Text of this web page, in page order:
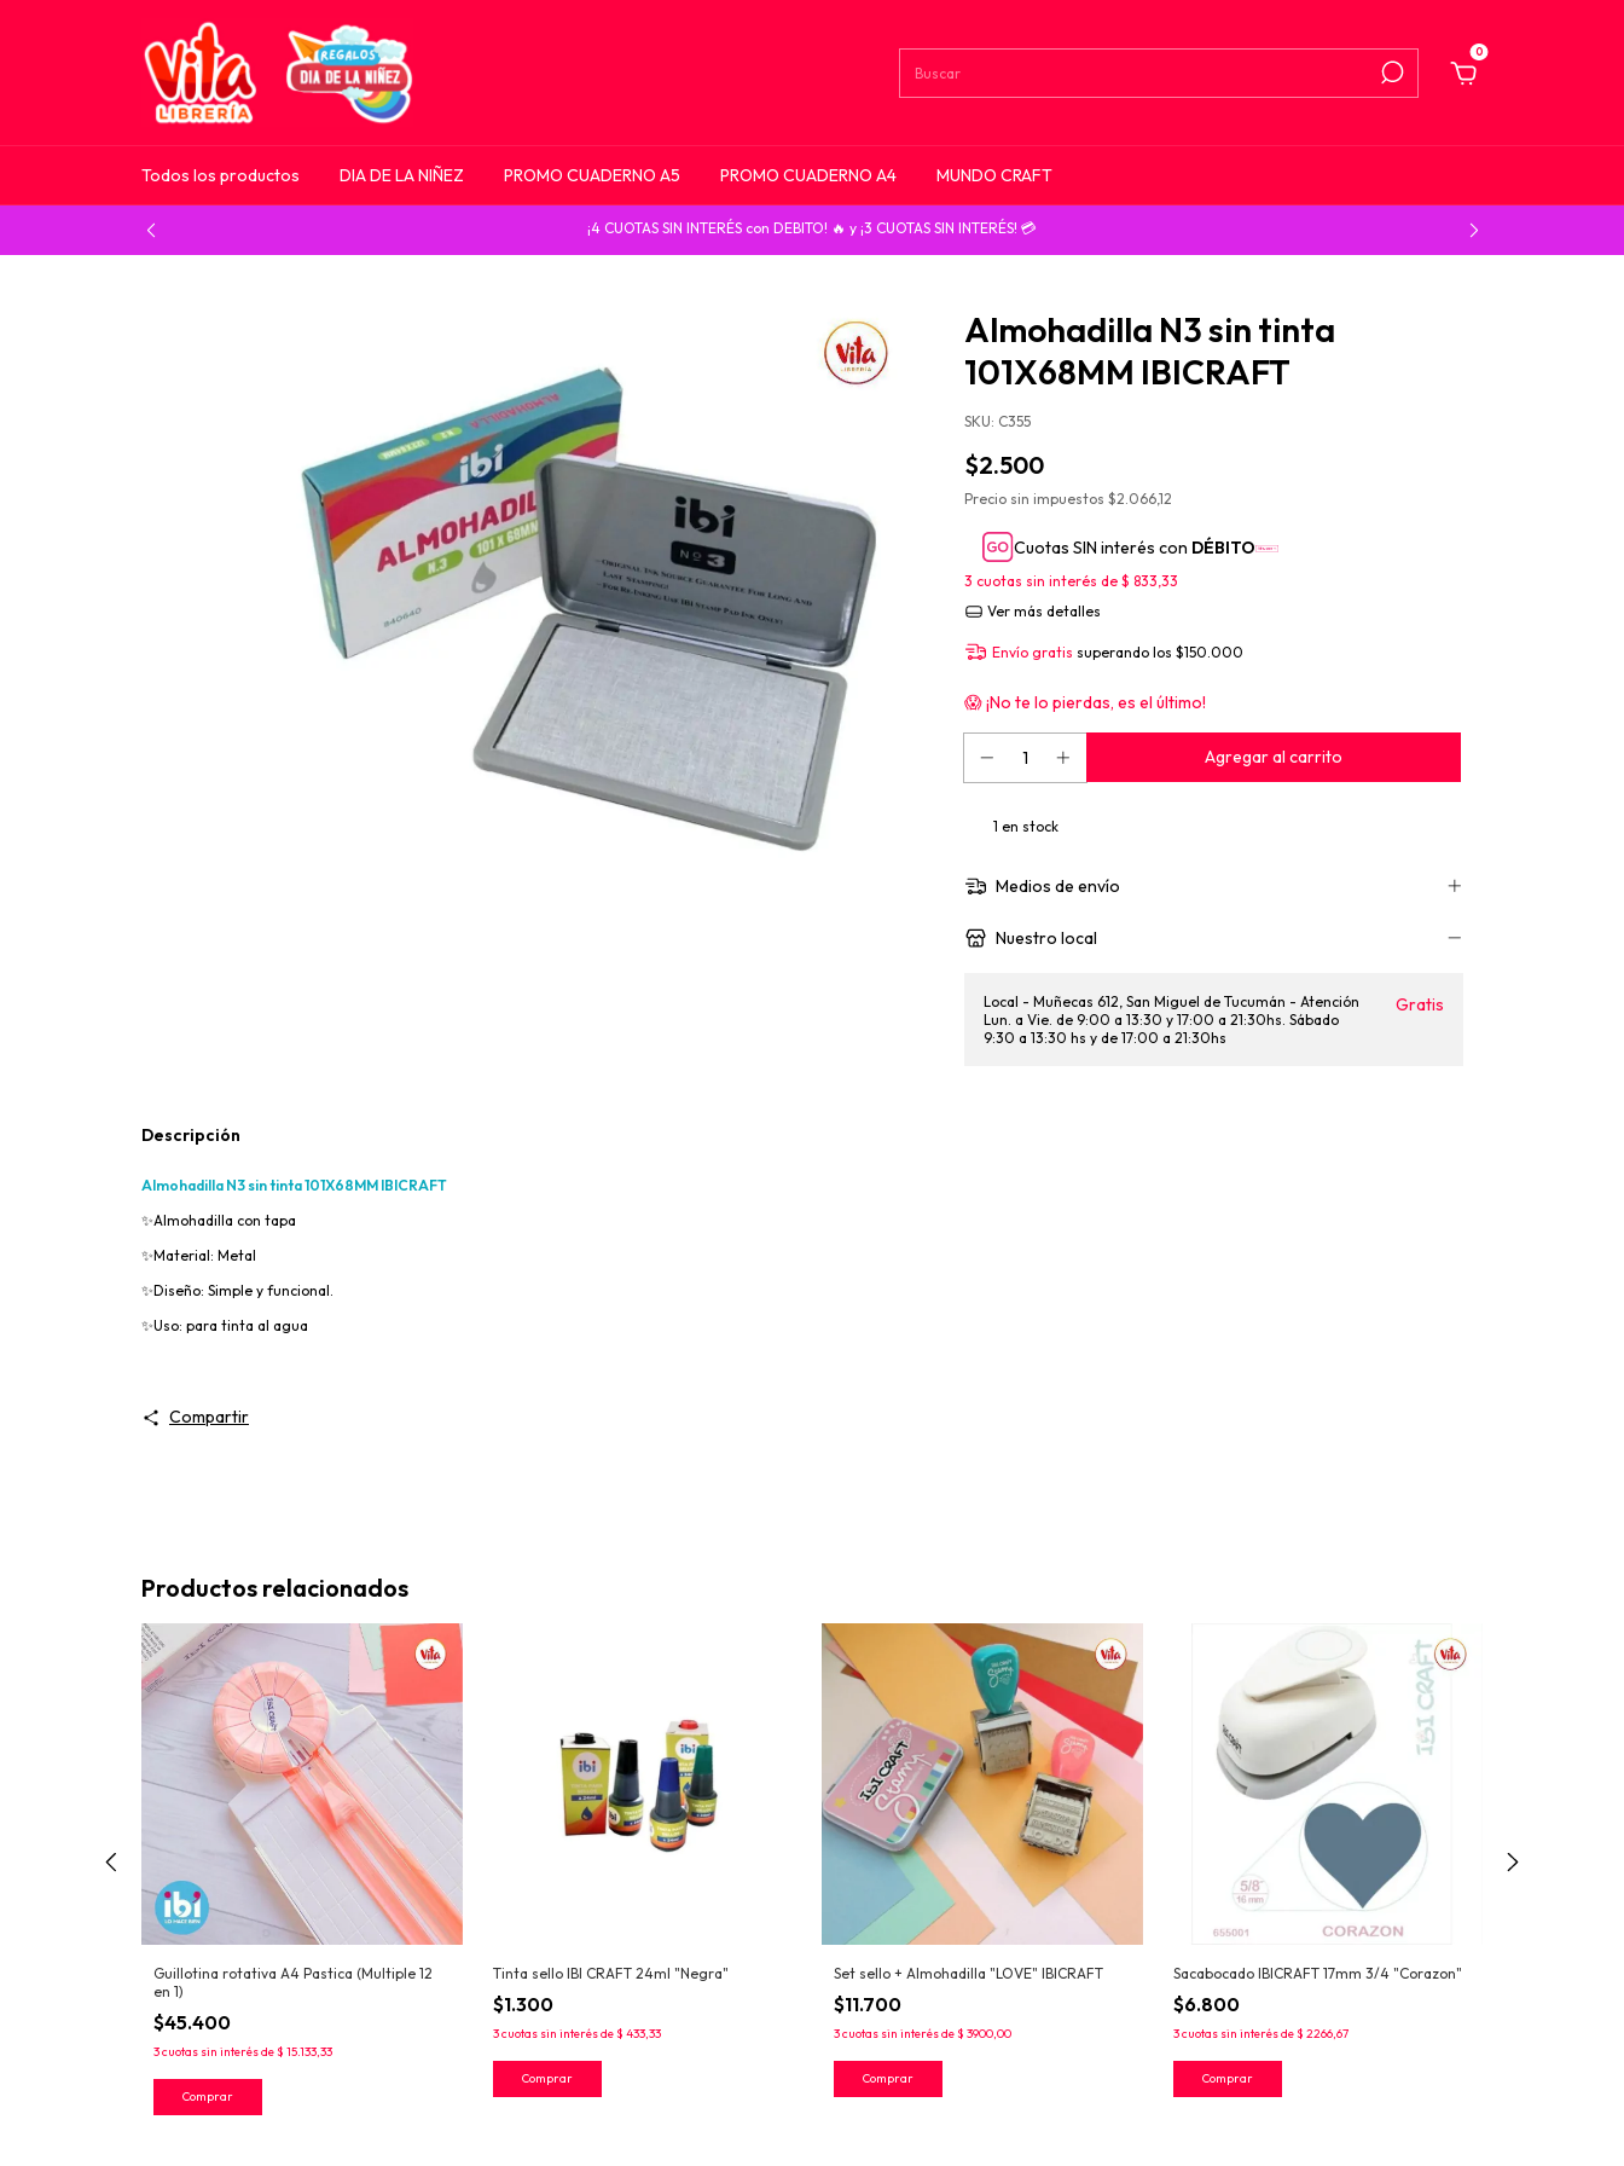
0
Todos los productos DIA DE LA NIÑEZ PROMO CUADERNO A5 PROMO CUADERNO A4 MUNDO CRAFT
¡4 CUOTAS SIN INTERÉS con DEBITO! 🔥 y ¡3 CUOTAS SIN INTERÉS! 💳
Almohadilla N3 sin tinta
101X68MM IBICRAFT
SKU: C355
$2.500
Precio sin impuestos $2.066,12
Cuotas SIN interés con DÉBITO
3 cuotas sin interés de $ 833,33
Ver más detalles
Envío gratis superando los $150.000
😱 ¡No te lo pierdas, es el último!
1 en stock
Medios de envío
Nuestro local
Local - Muñecas 612, San Miguel de Tucumán - Atención
Lun. a Vie. de 9:00 a 13:30 y 17:00 a 21:30hs. Sábado
9:30 a 13:30 hs y de 17:00 a 21:30hs
Gratis
Descripción
Almohadilla N3 sin tinta 101X68MM IBICRAFT
✨Almohadilla con tapa
✨Material: Metal
✨Diseño: Simple y funcional.
✨Uso: para tinta al agua
Compartir
Productos relacionados
Guillotina rotativa A4 Pastica (Multiple 12
en 1)
$45.400
3cuotas sin interés de$ 15.133,33
Tinta sello IBI CRAFT 24ml "Negra"
$1.300
3cuotas sin interés de$ 433,33
Set sello + Almohadilla "LOVE" IBICRAFT
$11.700
3cuotas sin interés de$ 3900,00
Sacabocado IBICRAFT 17mm 3/4 "Corazon"
$6.800
3cuotas sin interés de$ 2266,67